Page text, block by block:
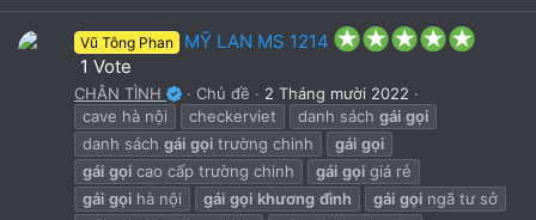
Vũ Tông Phan MỸ LAN MS 1214
5
r
(
1 Vote
CHÂN TÌNH Chủ đề
2 Tháng mười 2022
cave hà nội
checkerviet danh sách gái gọi
danh sách gái gọi trường chinh gái gọi
gái gọi cao cấp trường chinh gái gọi giá rẻ
gái gọi hà nội gái gọi khương đình gái gọi ngã tư sở